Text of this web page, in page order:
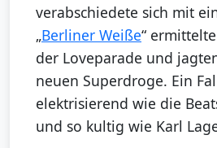
verabschiedete sich mit
„Berliner Weiße“
der Loveparade und
neuen Superdroge. Ein
elektrisierend wie die
und so kultig wie Karl